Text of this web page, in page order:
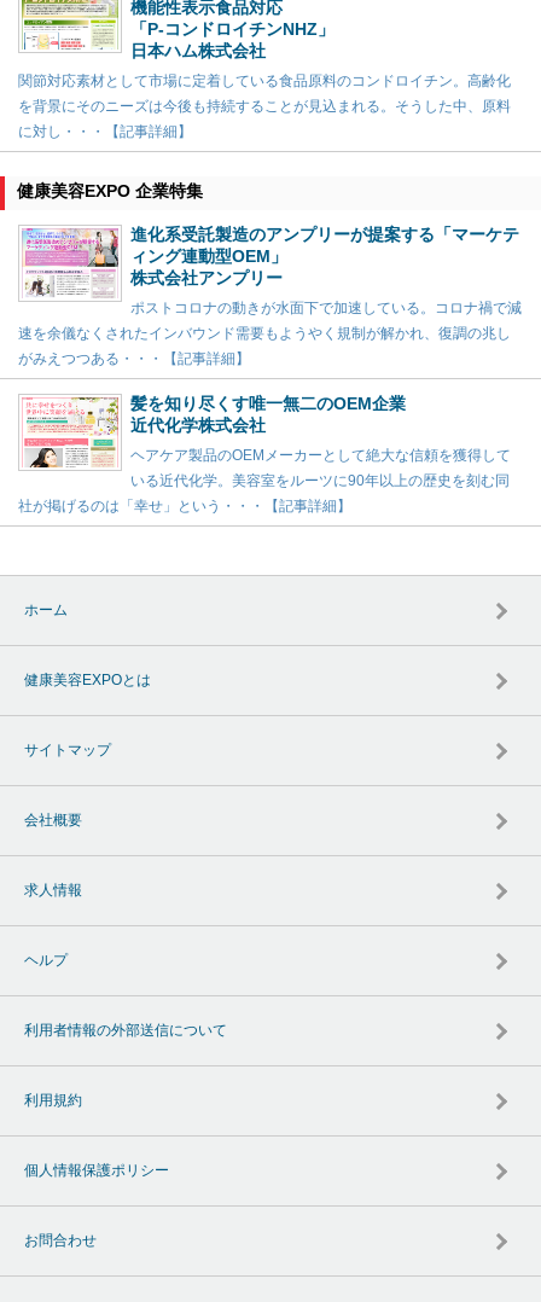
機能性表示食品対応
「P-コンドロイチンNHZ」
日本ハム株式会社
関節対応素材として市場に定着している食品原料のコンドロイチン。高齢化
を背景にそのニーズは今後も持続することが見込まれる。そうした中、原料
に対し・・・【記事詳細】
健康美容EXPO 企業特集
進化系受託製造のアンプリーが提案する「マーケテ
ィング連動型OEM」
株式会社アンプリー
ポストコロナの動きが水面下で加速している。コロナ禍で減
速を余儀なくされたインバウンド需要もようやく規制が解かれ、復調の兆し
がみえつつある・・・【記事詳細】
髪を知り尽くす唯一無二のOEM企業
近代化学株式会社
ヘアケア製品のOEMメーカーとして絶大な信頼を獲得して
いる近代化学。美容室をルーツに90年以上の歴史を刻む同
社が掲げるのは「幸せ」という・・・【記事詳細】
ホーム
健康美容EXPOとは
サイトマップ
会社概要
求人情報
ヘルプ
利用者情報の外部送信について
利用規約
個人情報保護ポリシー
お問合わせ